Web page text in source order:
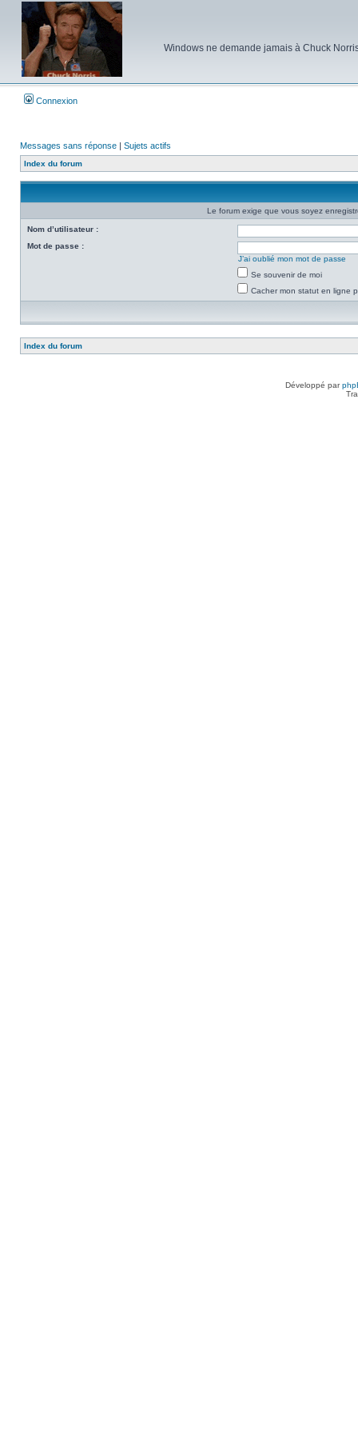
Windows ne demande jamais à Chuck
Connexion
Messages sans réponse | Sujets actifs
Index du forum
Le forum exige que vous soyez
Nom d’utilisateur :
Mot de passe :
J’ai oublié mon mot de passe
Se souvenir de moi
Cacher mon statut en ligne
Index du forum
Développé par